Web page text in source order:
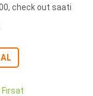
check out saati
Fırsat